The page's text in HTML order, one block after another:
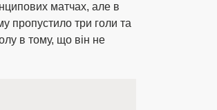
матчах, але в
пропустило три голи та
в тому, що він не